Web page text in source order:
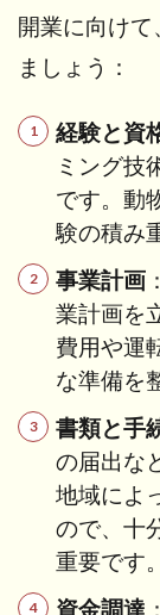
開業に向けて
ましょう：
経験と資
ミング技
です。動
験の積み
事業計画
業計画を
費用や運
な準備を
書類と手
の届出な
地域によ
ので、十
重要です。
資金調達